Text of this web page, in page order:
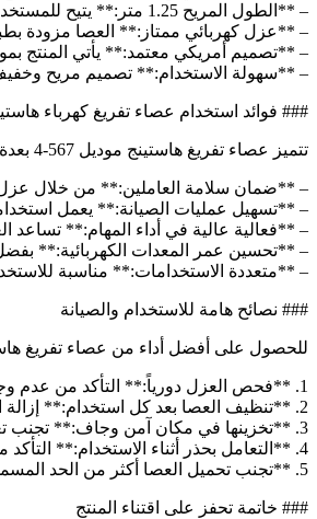
– **الطول المريح 1.25 متر:** يتيح للمستخدم التحكم الكامل والمسافة الآمنة بينه وبين التيار الكهربائي أو النقاط المشحونة، مما يرفع مستوى الأمان أثناء العمل.
– **عزل كهربائي ممتاز:** العصا مزودة
– **تصميم أمريكي معتمد:** يأتي المنتج
– **سهولة الاستخدام:** تصميم مريح
### فوائد استخدام عصاء تفريغ كهرباء
تتميز عصاء تفريغ هاستينج موديل 567-4 بعدة فوائد تجعلها الخيار المثالي لمتخصصي الكهرباء والفنيين:
– **ضمان سلامة العاملين:** من خلال عزل
– **تسهيل عمليات الصيانة:** يعمل
– **فعالية عالية في أداء المهام:** تساعد
– **تحسين عمر المعدات الكهربائية:**
– **متعددة الاستخدامات:** مناسبة
### نصائح هامة للاستخدام والصيانة
للحصول على أفضل أداء من عصاء تفريغ هاستينج 567-4 والحفاظ عليها في حالة ممتازة لفترة طويلة، ينصح باتباع
1. **فحص العزل دورياً:** التأكد من عدم وجود تشققات أو تلف في طبقة العزل، واستبدال العصا فوراً إذا لوحظ أي تآكل للحفاظ على السلامة.
2. **تنظيف العصا بعد كل استخدام:** إزالة الأتربة والزيوت من سطح العصا باستخدام قطعة قماش جافة ناعمة، مما يحافظ على خواص العزل ويمنع التلوث.
3. **تخزينها في مكان آمن وجاف:** تجنب تعريض العصا للرطوبة أو الحرارة المفرطة التي قد تؤثر على المواد العازلة.
4. **التعامل بحذر أثناء الاستخدام:** التأكد من ارتداء المعدات الوقائية المناسبة مثل القفازات والعجلة، وعدم استخدام العصا في ظروف غير مناسبة أو في حال وجود تلف ظاهر.
5. **تجنب تحميل العصا أكثر من الحد المسموح:** الاستخدام غير الصحيح قد يؤدي إلى تلفها أو فقدان كفاءتها الكهربائية.
### خاتمة تحفز على اقتناء المنتج